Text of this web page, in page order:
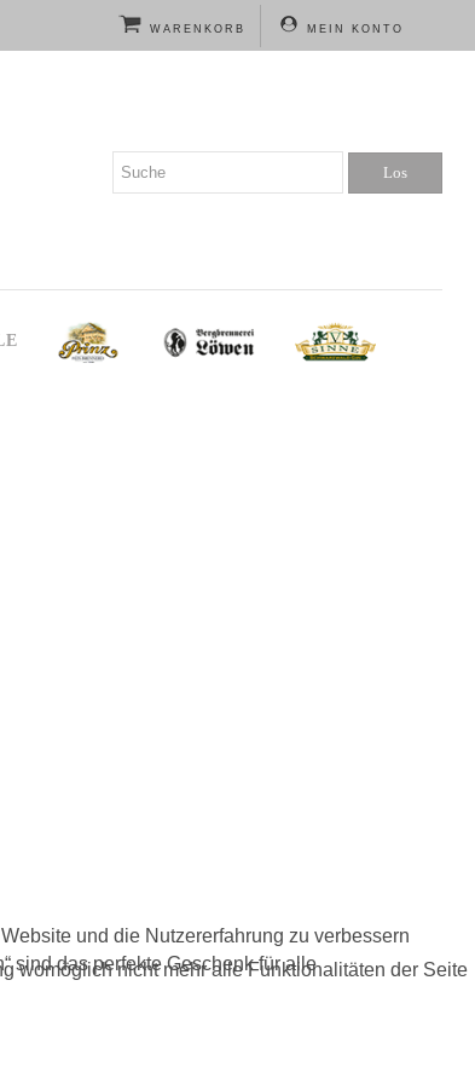
WARENKORB MEIN KONTO
sind das perfekte Geschenk für alle
und die Nutzererfahrung zu verbessern
womöglich nicht mehr alle Funktionalitäten der Seite